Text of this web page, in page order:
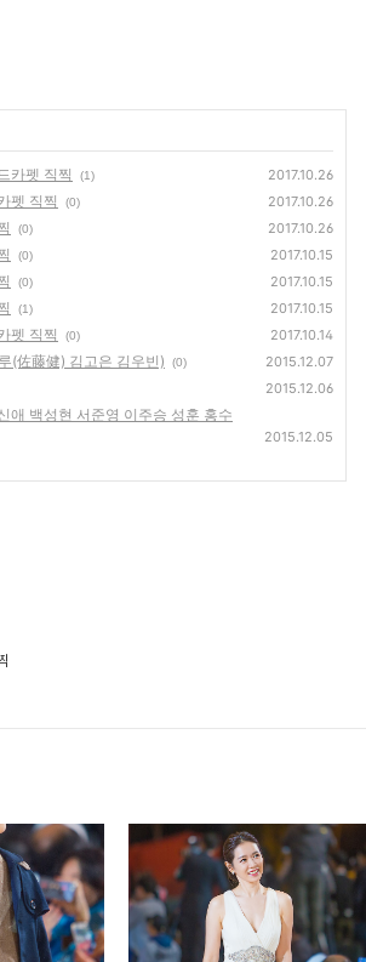
카펫 직찍 (1) 2017.10.26
펫 직찍 (0) 2017.10.26
(0) 2017.10.26
(0) 2017.10.15
(0) 2017.10.15
(1) 2017.10.15
펫 직찍 (0) 2017.10.14
(佐藤健) 김고은 김우빈) (0) 2015.12.07
2015.12.06
애 백성현 서준영 이주승 성훈 홍수
2015.12.05